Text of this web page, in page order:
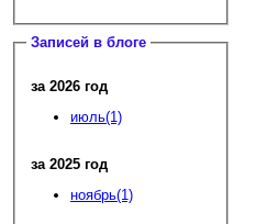
Записей в блоге
за 2026 год
июль(1)
за 2025 год
ноябрь(1)